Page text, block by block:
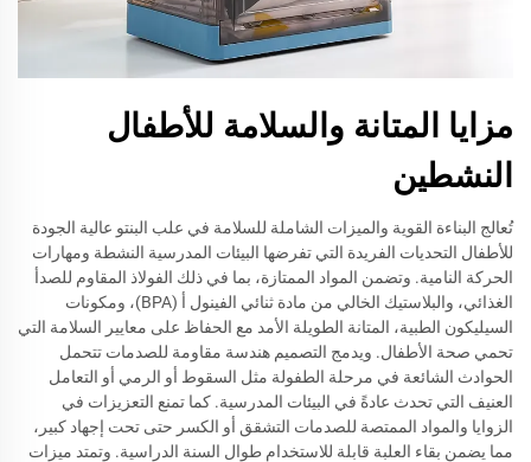
مزايا المتانة والسلامة للأطفال
النشطين
تُعالج البناءة القوية والميزات الشاملة للسلامة في علب البنتو عالية الجودة
للأطفال التحديات الفريدة التي تفرضها البيئات المدرسية النشطة ومهارات
الحركة النامية. وتضمن المواد الممتازة، بما في ذلك الفولاذ المقاوم للصدأ
الغذائي، والبلاستيك الخالي من مادة ثنائي الفينول أ (BPA)، ومكونات
السيليكون الطبية، المتانة الطويلة الأمد مع الحفاظ على معايير السلامة التي
تحمي صحة الأطفال. ويدمج التصميم هندسة مقاومة للصدمات تتحمل
الحوادث الشائعة في مرحلة الطفولة مثل السقوط أو الرمي أو التعامل
العنيف التي تحدث عادةً في البيئات المدرسية. كما تمنع التعزيزات في
الزوايا والمواد الممتصة للصدمات التشقق أو الكسر حتى تحت إجهاد كبير،
مما يضمن بقاء العلبة قابلة للاستخدام طوال السنة الدراسية. وتمتد ميزات